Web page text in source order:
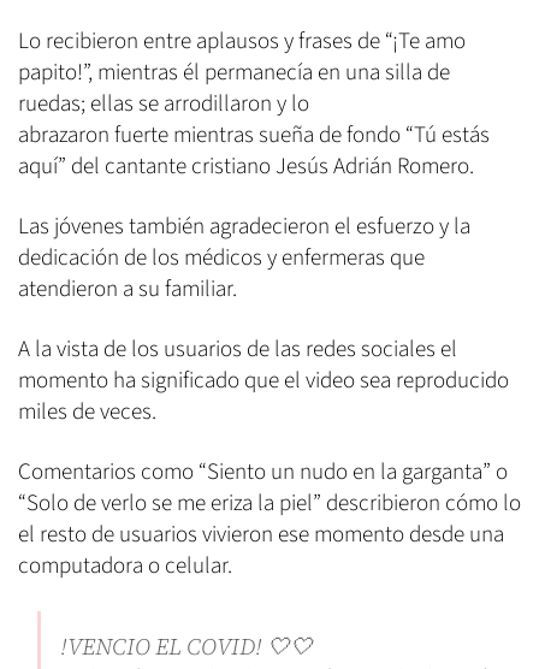
Lo recibieron entre aplausos y frases de “¡Te amo
papito!”, mientras él permanecía en una silla de
ruedas; ellas se arrodillaron y lo
abrazaron fuerte mientras sueña de fondo “Tú estás
aquí” del cantante cristiano Jesús Adrián Romero.
Las jóvenes también agradecieron el esfuerzo y la
dedicación de los médicos y enfermeras que
atendieron a su familiar.
A la vista de los usuarios de las redes sociales el
momento ha significado que el video sea reproducido
miles de veces.
Comentarios como “Siento un nudo en la garganta” o
“Solo de verlo se me eriza la piel” describieron cómo lo
el resto de usuarios vivieron ese momento desde una
computadora o celular.
!VENCIO EL COVID! 🤍🤍